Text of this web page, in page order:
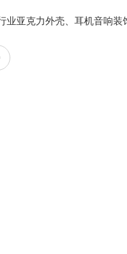
业亚克力外壳、耳机音响装